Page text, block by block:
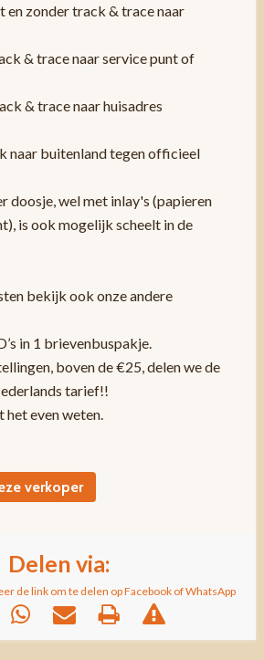
en zonder track & trace naar
& trace naar service punt of
& trace naar huisadres
naar buitenland tegen officieel
doosje, wel met inlay's (papieren
is ook mogelijk scheelt in de
bekijk ook onze andere
in 1 brievenbuspakje.
boven de €25, delen we de
tarief!!
even weten.
verkoper
Delen via:
de link om te delen op Facebook of WhatsApp